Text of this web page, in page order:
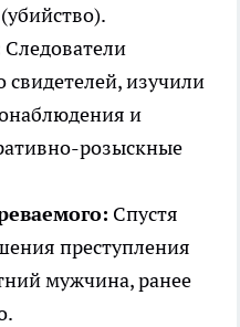
Следователи
изучили
и
розыскные
Спустя
преступления
мужчина, ранее